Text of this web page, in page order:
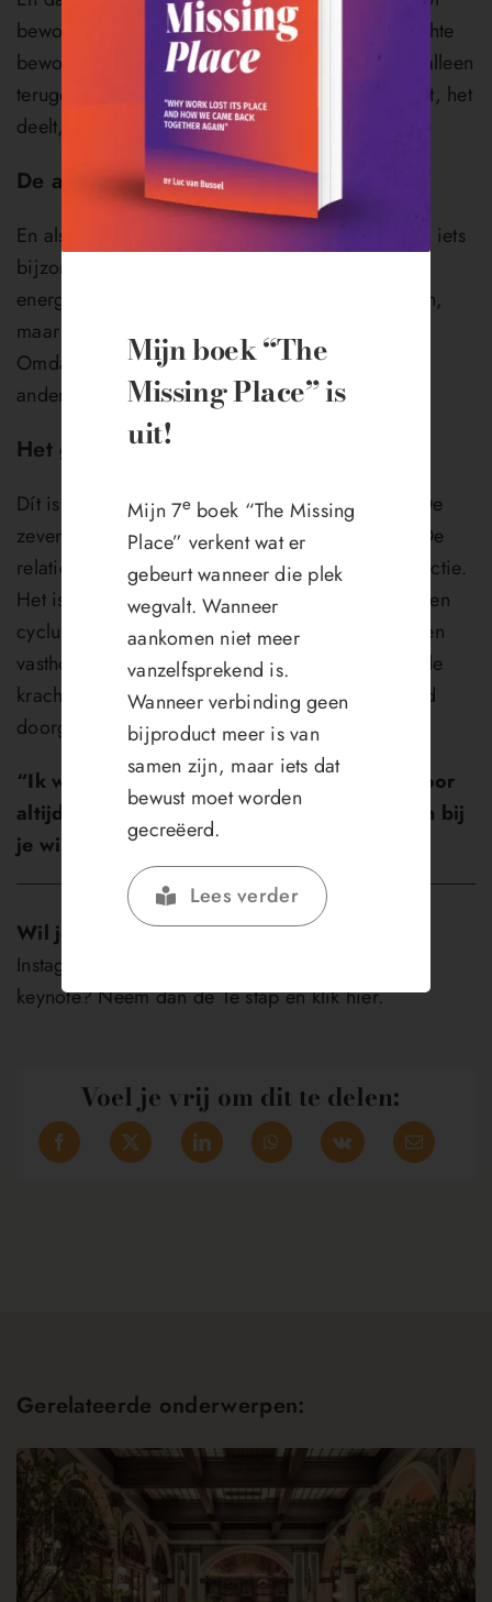
bewondering. Niet zomaar waardering, maar echte
bewondering. Het moment waarop iemand niet alleen
terugdenkt aan de ontmoeting, maar erover praat, het
deelt, er deel van wil uitmaken.
De aantrekkingskracht
En als bewondering eenmaal ontstaat, gebeurt er iets
bijzonders: aantrekkingskracht. Een magnetische
energie waardoor mensen niet alleen terugkomen,
maar blijven. Omdat ze zich verbonden voelen.
Omdat ze iets gevonden hebben wat ze nergens
anders vinden.
Het geheim
Dít is het geheim van een voortdurende relatie. De
zeven stappen naar 8. Want bij 7 stopt het niet. De
relatie is geen rechte lijn, geen eenmalige transactie.
Het is een lemniscaat, een eeuwige beweging, een
cyclus van geven en ontvangen, van aantrekken en
vasthouden. Hier ontstaat de flow. Hier ontstaat de
kracht van een relatie die niet eindigt, maar altijd
doorgaat.
“Ik wil een relatie!” Niet voor even, maar voor
altijd. En jij? Hoe zorg jij ervoor dat mensen bij
je willen blijven?
Wil je meer informatie?Dat kan via mijn
Instagram
keynote? Neem dan de 1e stap enklik hier.
Voel je vrij om dit te delen:
Gerelateerde onderwerpen:
Mijn boek“The
Missing Place”is
uit!
Mijn 7eboek “The Missing
Place” verkent wat er
gebeurt wanneer die plek
wegvalt. Wanneer
aankomen niet meer
vanzelfsprekend is.
Wanneer verbinding geen
bijproduct meer is van
samen zijn, maar iets dat
bewust moet worden
gecreëerd.
Lees verder